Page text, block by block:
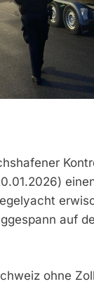
auf
ohne